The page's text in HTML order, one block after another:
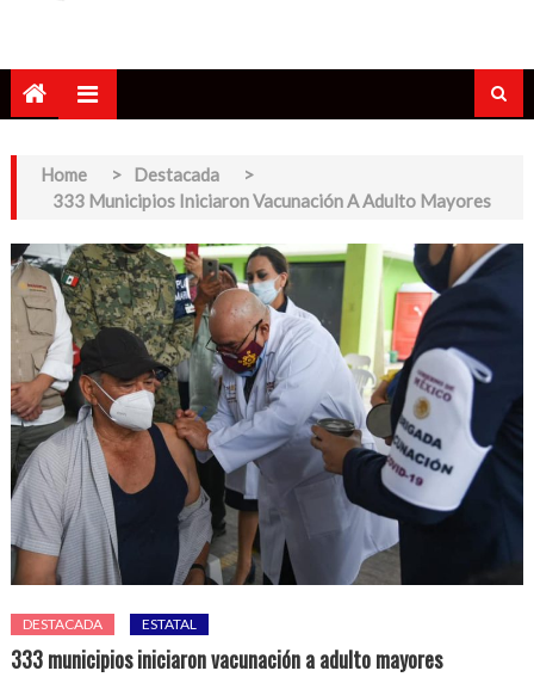
Home > Destacada
>
333 Municipios Iniciaron Vacunación A Adulto Mayores
DESTACADA ESTATAL
333 municipios iniciaron vacunación a adulto mayores